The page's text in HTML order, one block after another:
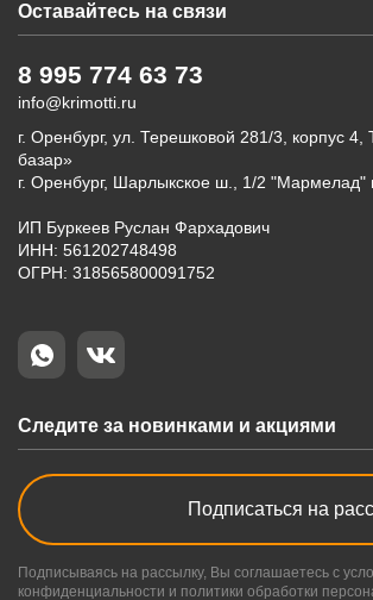
Оставайтесь на связи
8 995 774 63 73
info@krimotti.ru
г. Оренбург, ул. Терешковой 281/3, корпус
базар»
г. Оренбург, Шарлыкское ш., 1/2 "Мармелад"
ИП Буркеев Руслан Фархадович
ИНН: 561202748498
ОГРН: 318565800091752
Следите за новинками и акциями
Подписаться на
Подписываясь на рассылку, Вы соглашаетесь с
конфиденциальности и политики обработки